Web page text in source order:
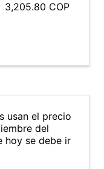
3,205.80 COP
usan el precio
del
hoy se debe ir